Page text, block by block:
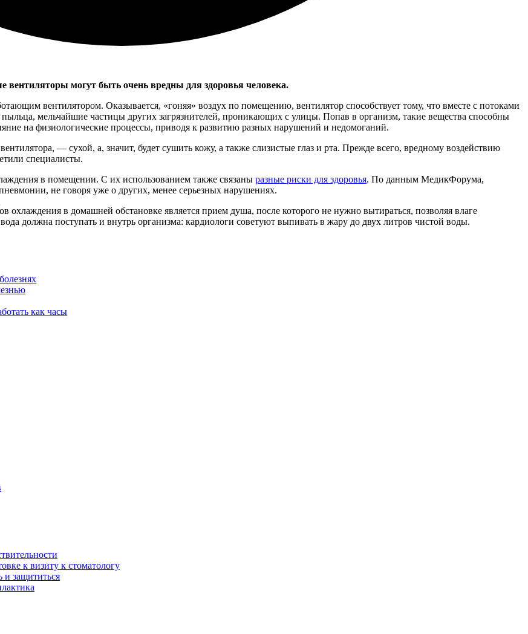
могут быть очень вредны для здоровья человека.
вентилятором. Оказывается, «гоняя» воздух по помещению, вентилятор способствует тому, что вместе с потоками
мельчайшие частицы других загрязнителей, проникающих с улицы. Попав в организм, такие вещества способны
на физиологические процессы, приводя к развитию разных нарушений и недомоганий.
— сухой, а, значит, будет сушить кожу, а также слизистые глаз и рта. Прежде всего, вредному воздействию
специалисты.
в помещении. С их использованием также связаны разные риски для здоровья. По данным МедикФорума,
не говоря уже о других, менее серьезных нарушениях.
в домашней обстановке является прием душа, после которого не нужно вытираться, позволяя влаге
должна поступать и внутрь организма: кардиологи советуют выпивать в жару до двух литров чистой воды.
как часы
к визиту к стоматологу
и защититься